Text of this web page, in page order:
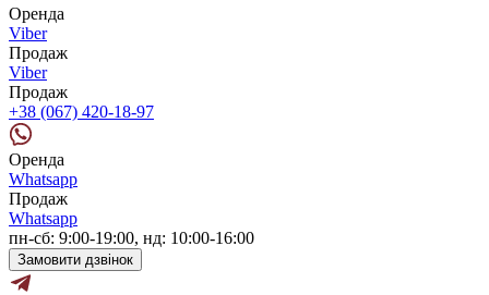
Оренда
Viber
Продаж
Viber
Продаж
+38 (067) 420-18-97
Оренда
Whatsapp
Продаж
Whatsapp
пн-сб: 9:00-19:00, нд: 10:00-16:00
Замовити дзвінок